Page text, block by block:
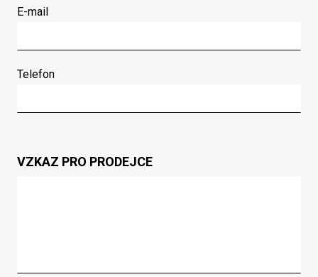
E-mail
Telefon
VZKAZ PRO PRODEJCE